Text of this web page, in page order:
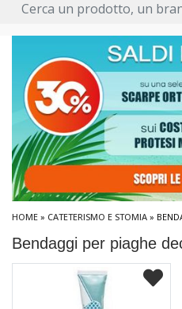
HOME » CATETERISMO E STOMIA »
Bendaggi per piaghe